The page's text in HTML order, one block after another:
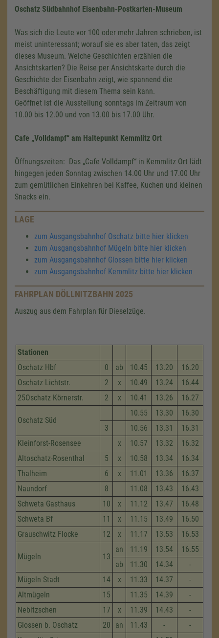
Oschatz Südbahnhof Eisenbahn-Postkarten-Museum
Was sich die Leute vor 100 oder mehr Jahren schrieben, ist
meist uninteressant; worauf sie es aber taten, das zeigt
dieses Museum. Welche Geschichten erzählen die
Ansichtskarten? Die Reise per Ansichtskarte durch die
Geschichte der Eisenbahn zeigt, wie spannend die
Beschäftigung mit diesem Thema sein kann.
Geöffnet ist die Ausstellung sonntags im Zeitraum von
10.00 bis 12.00 und von 13.00 bis 17.00 Uhr.
Cafe „Volldampf“ am Haltepunkt Kemmlitz Ort
Öffnungszeiten: Das „Cafe Volldampf“ in Kemmlitz Ort lädt
hingegen jeden Sonntag zwischen 14.00 Uhr und 17.00 Uhr
zum gemütlichen Einkehren bei Kaffee, Kuchen und kleinen
Snacks ein.
LAGE
zum Ausgangsbahnhof Oschatz bitte hier klicken
zum Ausgangsbahnhof Mügeln bitte hier klicken
zum Ausgangsbahnhof Glossen bitte hier klicken
zum Ausgangsbahnhof Kemmlitz bitte hier klicken
FAHRPLAN DÖLLNITZBAHN 2025
Auszug aus dem Fahrplan für Dieselzüge.
Stationen
Oschatz Hbf
0 ab 10.45 13.20
16.20
Oschatz Lichtstr.
2 x 10.49 13.24
16.44
25Oschatz Körnerstr.
2 x 10.41 13.26 16.27
Oschatz Süd
10.55 13.30
16.30
3
10.56 13.31
16.31
Kleinforst-Rosensee
x 10.57 13.32
16.32
Altoschatz-Rosenthal
5 x 10.58 13.34
16.34
Thalheim
6 x 11.01 13.36
16.37
Naundorf
8 11.08 13.43
16.43
Schweta Gasthaus
10 x 11.12 13.47
16.48
Schweta Bf
11 x 11.15 13.49
16.50
Grauschwitz Flocke
12 x 11.17 13.53 16.53
Mügeln 13
an 11.19 13.54
16.55
ab
11.30 14.34
-
Mügeln Stadt
14 x 11.33 14.37
-
Altmügeln
15 11.35 14.39
-
Nebitzschen
17 x 11.39 14.43
-
Glossen b. Oschatz
20 an 11.43 -
-